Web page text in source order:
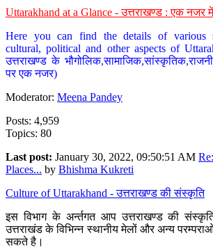
Uttarakhand at a Glance - उत्तराखण्ड : एक नजर में
Here you can find the details of various
cultural, political and other aspects of
उत्तराखण्ड के
पर एक नजर)
Moderator: Meena Pandey
Posts: 4,959
Topics: 80
Last post: January 30, 2022, 09:50:51 AM
Places... by Bhishma Kukreti
Culture of Uttarakhand - उत्तराखण्ड की संस्कृति
इस विभाग के अर्न्तगत आप उत्तराखण्ड की संस्कृति,
उत्तराखंड के विभिन्न स्थानीय मेलों और अन्य
सकते है।